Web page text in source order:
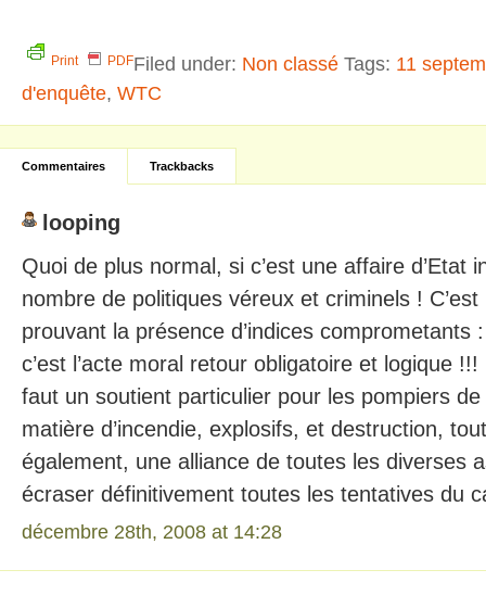
Print PDFFiled under: Non classé Tags: 11
d'enquête, WTC
Commentaires Trackbacks
looping
Quoi de plus normal, si c’est une affaire d’Etat
nombre de politiques véreux et criminels !
prouvant la présence d’indices comprometants
c’est l’acte moral retour obligatoire et logique
faut un soutient particulier pour les pompiers
matière d’incendie, explosifs, et destruction,
également, une alliance de toutes les diverses
écraser définitivement toutes les tentatives du
décembre 28th, 2008 at 14:28